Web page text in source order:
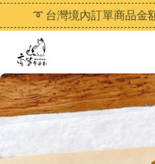
➰ 台灣境內訂單商品金